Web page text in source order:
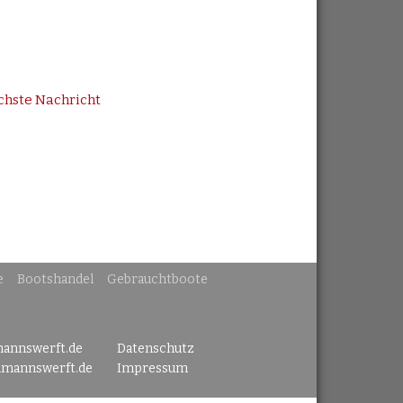
Nachricht
Bootshandel
Gebrauchtboote
Datenschutz
Impressum